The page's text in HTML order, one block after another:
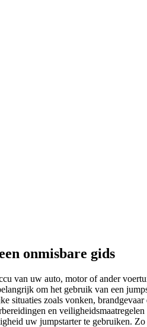
onmisbare gids
van uw auto, motor of ander
om het gebruik van een
situaties zoals vonken,
en
uw jumpstarter te gebruiken.